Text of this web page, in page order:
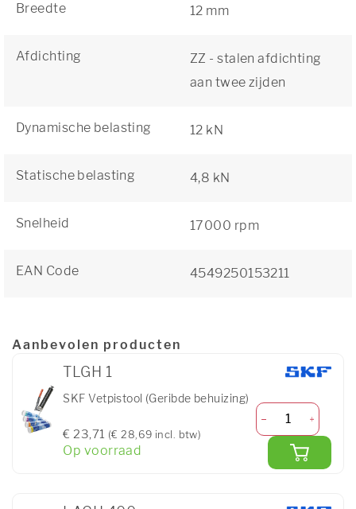
Breedte 12 mm
Afdichting
ZZ - stalen afdichting
aan twee zijden
Dynamische belasting 12 kN
Statische belasting 4,8 kN
Snelheid 17000 rpm
EAN Code 4549250153211
Aanbevolen producten
TLGH 1
SKF Vetpistool (Geribde behuizing)
€ 23,71 (€ 28,69 incl. btw)
Op voorraad